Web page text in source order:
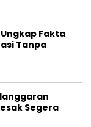
Fakta
Tanpa
Segera